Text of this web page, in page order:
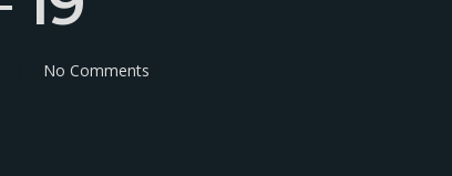
No Comments